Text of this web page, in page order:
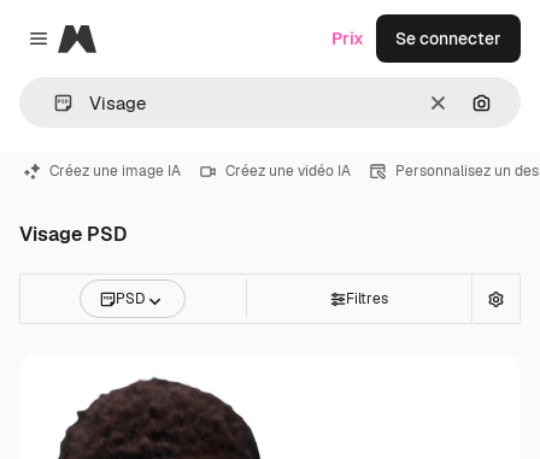
Close menu
Magnific
Effacer
Prix Se connecter
Créez une image IA Créez une vidéo IA Personnalisez un
Visage PSD
PSD Filtres